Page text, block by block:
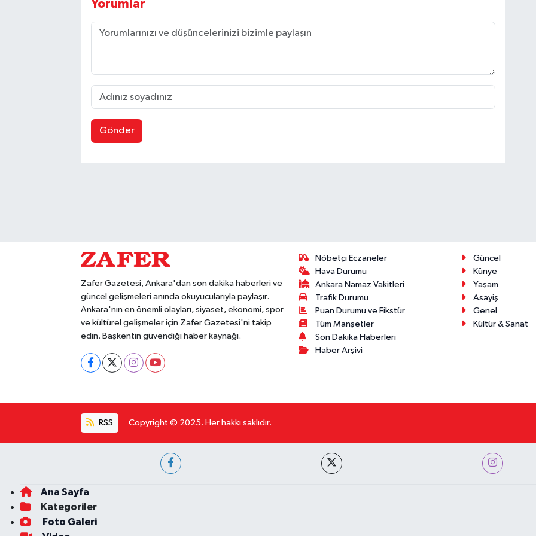
Yorumlar
Gönder
Zafer Gazetesi, Ankara'dan son dakika haberleri ve
güncel gelişmeleri anında okuyucularıyla paylaşır.
Ankara'nın en önemli olayları, siyaset, ekonomi, spor
ve kültürel gelişmeler için Zafer Gazetesi'ni takip
edin. Başkentin güvendiği haber kaynağı.
Nöbetçi Eczaneler
Hava Durumu
Ankara Namaz Vakitleri
Trafik Durumu
Puan Durumu ve Fikstür
Tüm Manşetler
Son Dakika Haberleri
Haber Arşivi
Güncel
Künye
Yaşam
Asayiş
Genel
Kültür & Sanat
RSS Copyright © 2025. Her hakkı saklıdır.
Ana Sayfa
Kategoriler
Foto Galeri